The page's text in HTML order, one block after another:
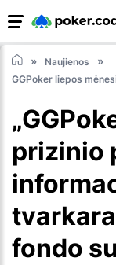
Naujienos
GGPoker liepos
prizinio
fondo